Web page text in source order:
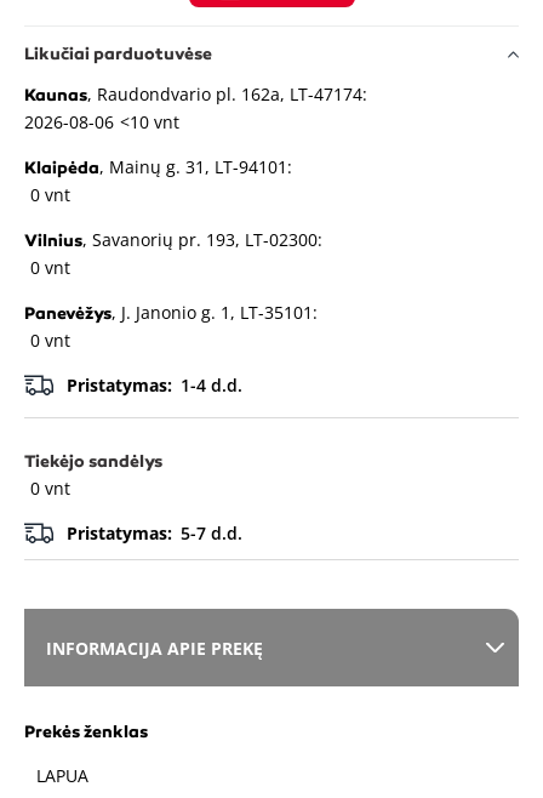
Likučiai parduotuvėse
Kaunas, Raudondvario pl. 162a, LT-47174:
2026-08-06 <10 vnt
Klaipėda, Mainų g. 31, LT-94101:
0 vnt
Vilnius, Savanorių pr. 193, LT-02300:
0 vnt
Panevėžys, J. Janonio g. 1, LT-35101:
0 vnt
Pristatymas: 1-4 d.d.
Tiekėjo sandėlys
0 vnt
Pristatymas: 5-7 d.d.
INFORMACIJA APIE PREKĘ
Prekės ženklas
LAPUA